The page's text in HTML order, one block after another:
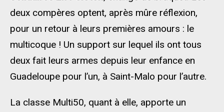
deux compères optent, après mûre réflexion,
pour un retour à leurs premières amours : le
multicoque ! Un support sur lequel ils ont tous
deux fait leurs armes depuis leur enfance en
Guadeloupe pour l’un, à Saint-Malo pour l’autre.
La classe Multi50, quant à elle, apporte un